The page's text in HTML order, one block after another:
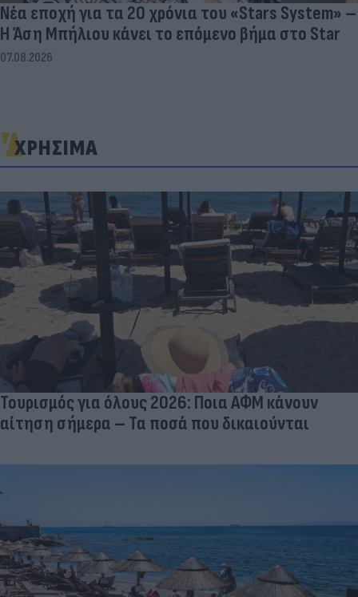
Νέα εποχή για τα 20 χρόνια του «Stars System» –
Η Άση Μπήλιου κάνει το επόμενο βήμα στο Star
07.08.2026
ΧΡΗΣΙΜΑ
Τουρισμός για όλους 2026: Ποια ΑΦΜ κάνουν
αίτηση σήμερα – Τα ποσά που δικαιούνται